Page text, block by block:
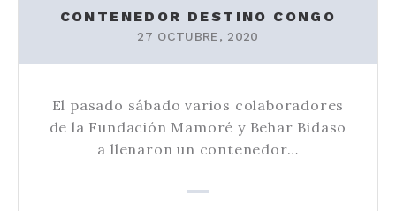
CONTENEDOR DESTINO CONGO
27 OCTUBRE, 2020
El pasado sábado varios colaboradores
de la Fundación Mamoré y Behar Bidaso
a llenaron un contenedor…